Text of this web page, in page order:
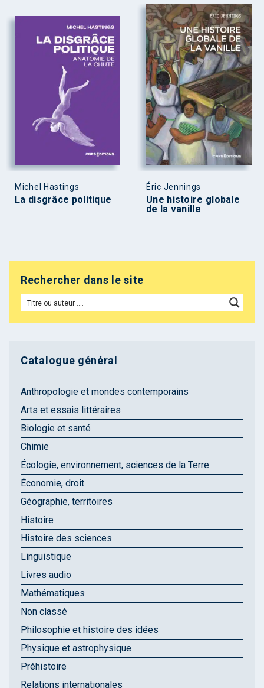
Michel Hastings
La disgrâce politique
Éric Jennings
Une histoire globale
de la vanille
Rechercher dans le site
Catalogue général
Anthropologie et mondes contemporains
Arts et essais littéraires
Biologie et santé
Chimie
Écologie, environnement, sciences de la Terre
Économie, droit
Géographie, territoires
Histoire
Histoire des sciences
Linguistique
Livres audio
Mathématiques
Non classé
Philosophie et histoire des idées
Physique et astrophysique
Préhistoire
Relations internationales